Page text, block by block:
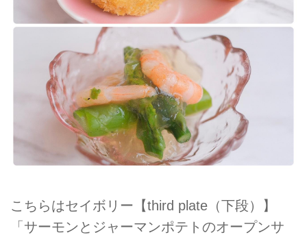
こちらはセイボリー【third plate（下段）】
「サーモンとジャーマンポテトのオープンサ